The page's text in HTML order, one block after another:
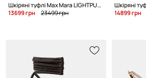
Шкіряні туфлі Max Mara LIGHTPUMP
13699 грн
23499 грн
14899 грн